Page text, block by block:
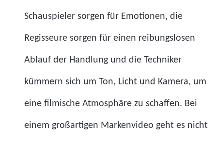
Schauspieler sorgen für Emotionen, die
Regisseure sorgen für einen reibungslosen
Ablauf der Handlung und die Techniker
kümmern sich um Ton, Licht und Kamera, um
eine filmische Atmosphäre zu schaffen. Bei
einem großartigen Markenvideo geht es nicht